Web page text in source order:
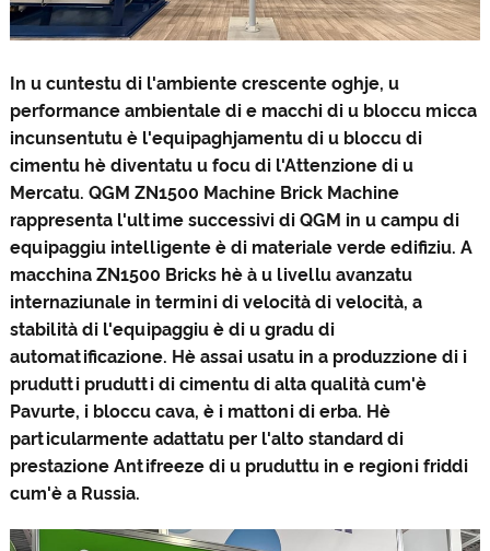
In u cuntestu di l'ambiente crescente oghje, u
performance ambientale di e macchi di u bloccu micca
incunsentutu è l'equipaghjamentu di u bloccu di
cimentu hè diventatu u focu di l'Attenzione di u
Mercatu. QGM ZN1500 Machine Brick Machine
rappresenta l'ultime successivi di QGM in u campu di
equipaggiu intelligente è di materiale verde edifiziu. A
macchina ZN1500 Bricks hè à u livellu avanzatu
internaziunale in termini di velocità di velocità, a
stabilità di l'equipaggiu è di u gradu di
automatificazione. Hè assai usatu in a produzzione di i
prudutti prudutti di cimentu di alta qualità cum'è
Pavurte, i bloccu cava, è i mattoni di erba. Hè
particularmente adattatu per l'alto standard di
prestazione Antifreeze di u pruduttu in e regioni friddi
cum'è a Russia.